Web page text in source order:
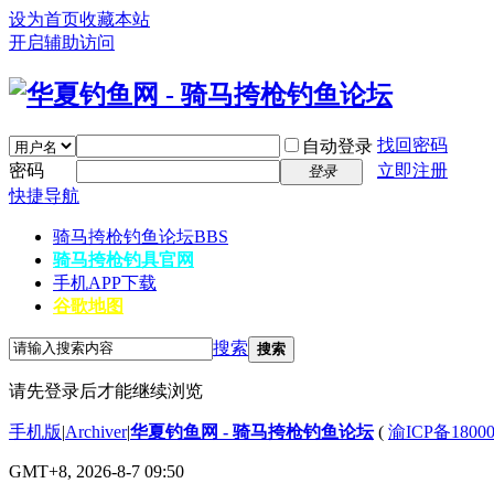
设为首页收藏本站
开启辅助访问
自动登录 找回密码
密码
登录
立即注册
快捷导航
骑马挎枪钓鱼论坛BBS
骑马挎枪钓具官网
手机APP下载
谷歌地图
搜索 搜索
请先登录后才能继续浏览
手机版|Archiver|华夏钓鱼网 - 骑马挎枪钓鱼论坛( 渝ICP备
GMT+8, 2026-8-7 09:50